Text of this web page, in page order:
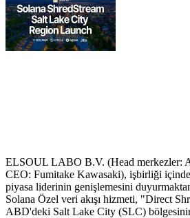
ELSOUL LABO B.V. (Head merkezler:
CEO: Fumitake Kawasaki), işbirliği
piyasa liderinin genişlemesini
Solana Özel veri akışı hizmeti, "Direct
ABD'deki Salt Lake City (SLC)